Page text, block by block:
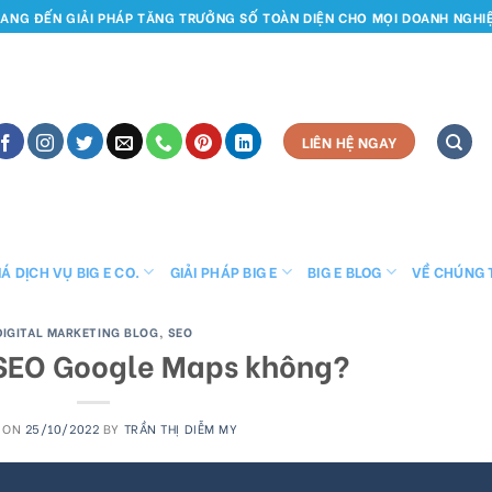
ĐẾN GIẢI PHÁP TĂNG TRƯỞNG SỐ TOÀN DIỆN CHO MỌI DOANH
LIÊN HỆ NGAY
DỊCH VỤ BIG E CO. GIẢI PHÁP BIG E BIG E BLOG VỀ CHÚNG
MARKETING BLOG, SEO
Google Maps không?
25/10/2022 BY TRẦN THỊ DIỄM MY